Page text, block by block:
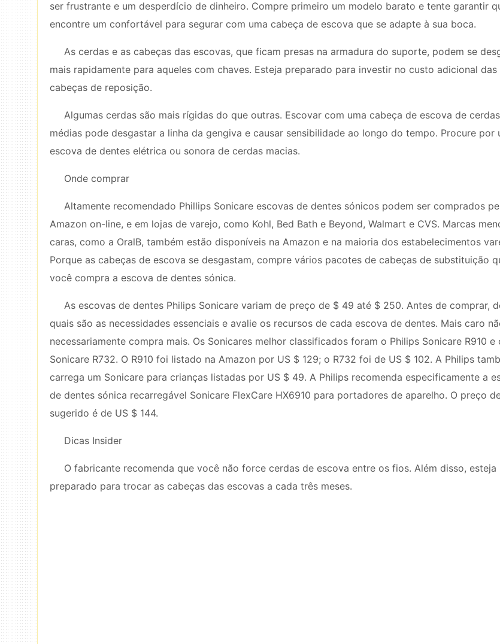
ser frustrante e um desperdício de dinheiro. Compre primeiro um modelo barato e tente garantir
encontre um confortável para segurar com uma cabeça de escova que se adapte à sua boca.
As cerdas e as cabeças das escovas, que ficam presas na armadura do suporte, podem se
mais rapidamente para aqueles com chaves. Esteja preparado para investir no custo adicional das
cabeças de reposição.
Algumas cerdas são mais rígidas do que outras. Escovar com uma cabeça de escova de cerdas
médias pode desgastar a linha da gengiva e causar sensibilidade ao longo do tempo. Procure por
escova de dentes elétrica ou sonora de cerdas macias.
Onde comprar
Altamente recomendado Phillips Sonicare escovas de dentes sónicos podem ser comprados
Amazon on-line, e em lojas de varejo, como Kohl, Bed Bath e Beyond, Walmart e CVS. Marcas
caras, como a OralB, também estão disponíveis na Amazon e na maioria dos estabelecimentos
Porque as cabeças de escova se desgastam, compre vários pacotes de cabeças de substituição
você compra a escova de dentes sónica.
As escovas de dentes Philips Sonicare variam de preço de $ 49 até $ 250. Antes de comprar,
quais são as necessidades essenciais e avalie os recursos de cada escova de dentes. Mais caro
necessariamente compra mais. Os Sonicares melhor classificados foram o Philips Sonicare R910 e
Sonicare R732. O R910 foi listado na Amazon por US $ 129; o R732 foi de US $ 102. A Philips
carrega um Sonicare para crianças listadas por US $ 49. A Philips recomenda especificamente a
de dentes sónica recarregável Sonicare FlexCare HX6910 para portadores de aparelho. O preço
sugerido é de US $ 144.
Dicas Insider
O fabricante recomenda que você não force cerdas de escova entre os fios. Além disso, esteja
preparado para trocar as cabeças das escovas a cada três meses.